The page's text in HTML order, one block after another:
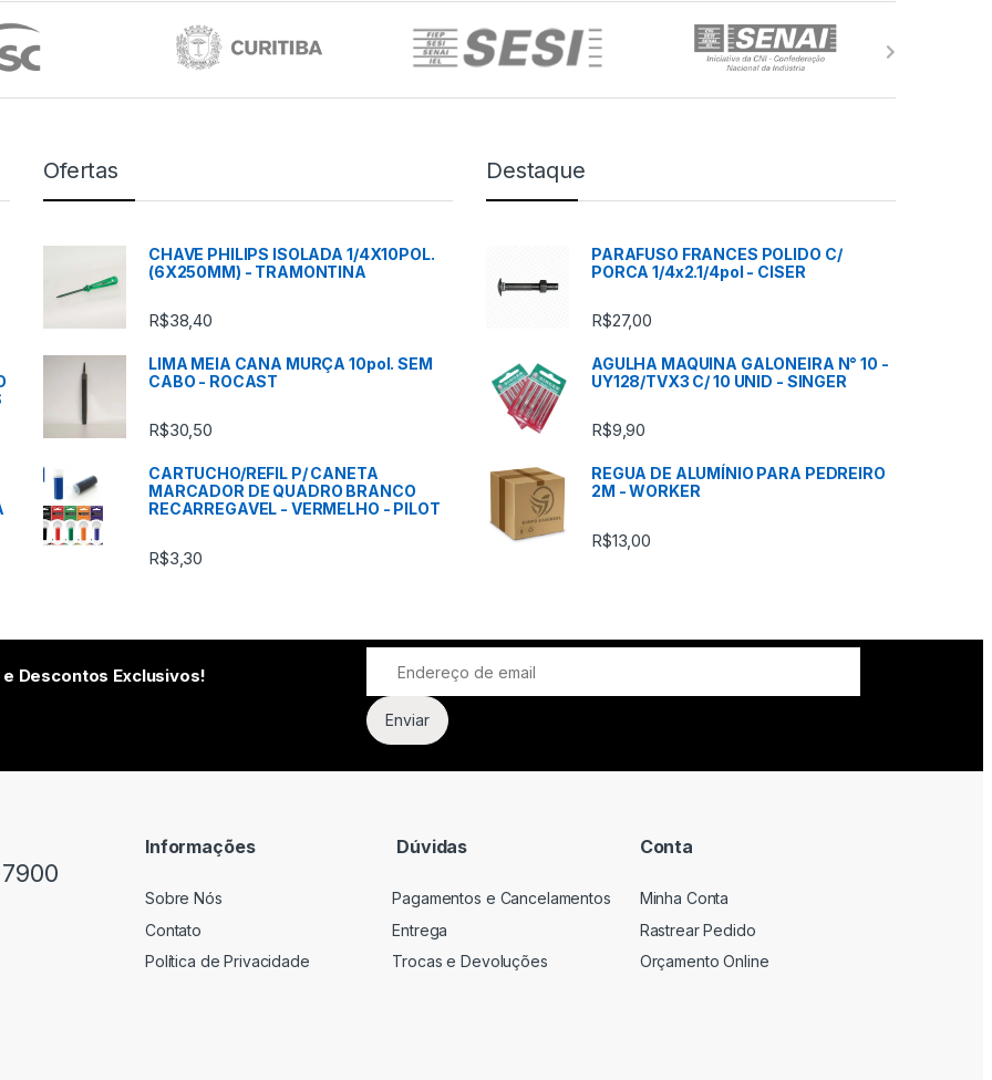
Ofertas
CHAVE PHILIPS ISOLADA 1/4X10POL.
(6X250MM) - TRAMONTINA
R$38,40
LIMA MEIA CANA MURÇA 10pol. SEM
CABO - ROCAST
R$30,50
CARTUCHO/REFIL P/ CANETA
MARCADOR DE QUADRO BRANCO
RECARREGAVEL - VERMELHO - PILOT
R$3,30
Destaque
PARAFUSO FRANCES POLIDO C/
PORCA 1/4x2.1/4pol - CISER
R$27,00
AGULHA MAQUINA GALONEIRA N° 10 -
UY128/TVX3 C/ 10 UNID - SINGER
R$9,90
REGUA DE ALUMÍNIO PARA PEDREIRO
2M - WORKER
R$13,00
Descontos Exclusivos!
Informações
Sobre Nós
Contato
Política de Privacidade
Dúvidas
Pagamentos e Cancelamentos
Entrega
Trocas e Devoluções
Conta
Minha Conta
Rastrear Pedido
Orçamento Online